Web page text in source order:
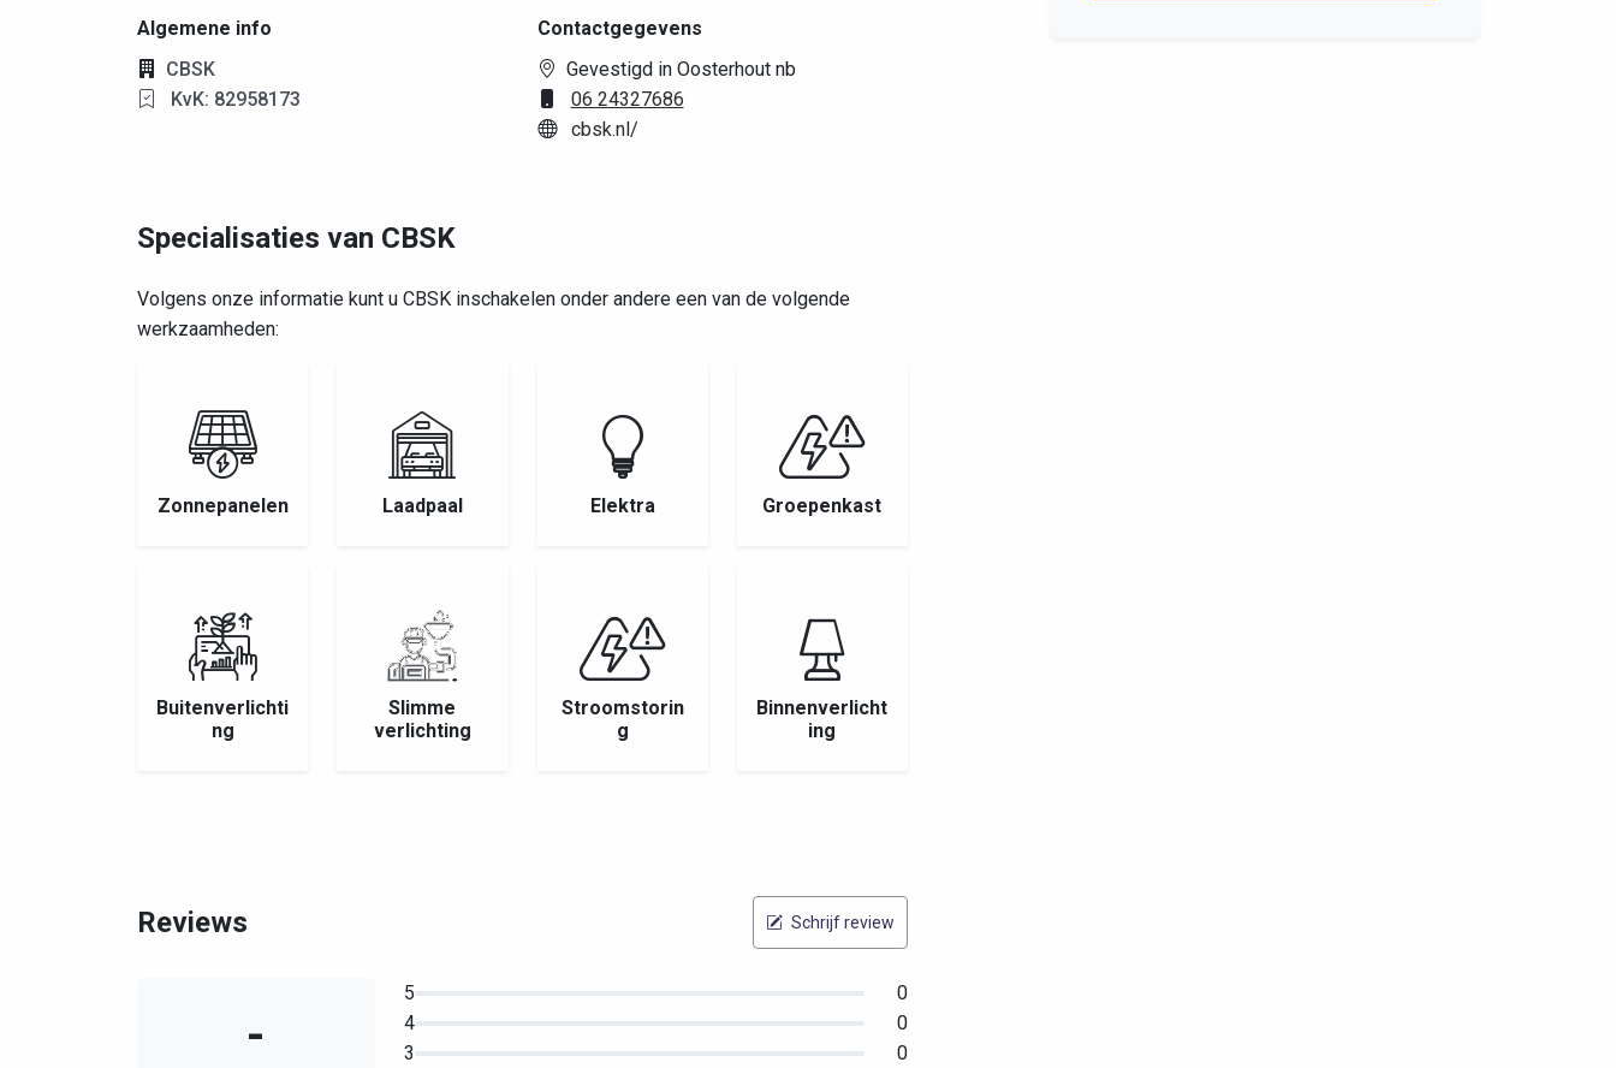
Algemene info
CBSK
KvK: 82958173
Contactgegevens
Gevestigd in Oosterhout nb
06 24327686
cbsk.nl/
Specialisaties van CBSK
Volgens onze informatie kunt u CBSK inschakelen onder andere een van de volgende
werkzaamheden:
Zonnepanelen Laadpaal Elektra Groepenkast
Buitenverlichti
ng
Slimme
verlichting
Stroomstorin
g
Binnenverlicht
ing
Reviews Schrijf review
-
5
0
4
0
3
0